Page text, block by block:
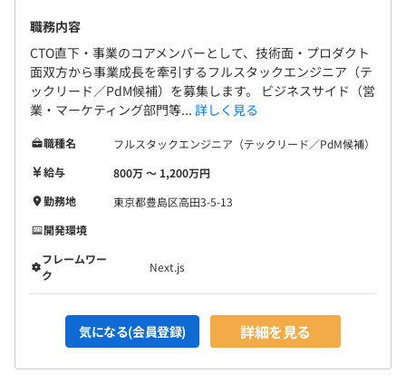
職務内容
CTO直下・事業のコアメンバーとして、技術面・プロダクト
面双方から事業成長を牽引するフルスタックエンジニア（テ
ックリード／PdM候補）を募集します。 ビジネスサイド（営
業・マーケティング部門等... 詳しく見る
職種名
フルスタックエンジニア（テックリード／PdM候補）
給与
800万 〜 1,200万円
勤務地
東京都豊島区高田3-5-13
開発環境
フレームワー
ク
Next.js
気になる(会員登録) 詳細を見る